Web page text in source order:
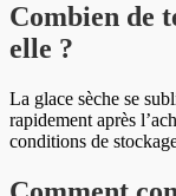
Combien de
elle ?
La glace sèche se
rapidement après
conditions de